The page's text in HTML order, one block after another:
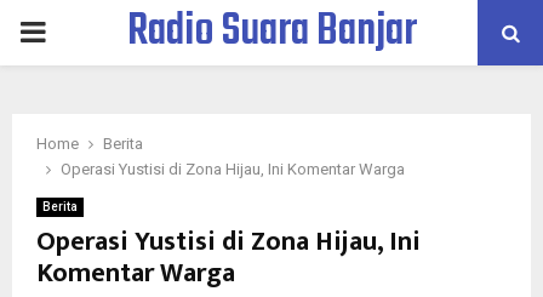
PRIMARYRadio Suara Banjar
Home
Berita
Operasi Yustisi di Zona Hijau, Ini Komentar Warga
Berita
Operasi Yustisi di Zona Hijau, Ini
Komentar Warga